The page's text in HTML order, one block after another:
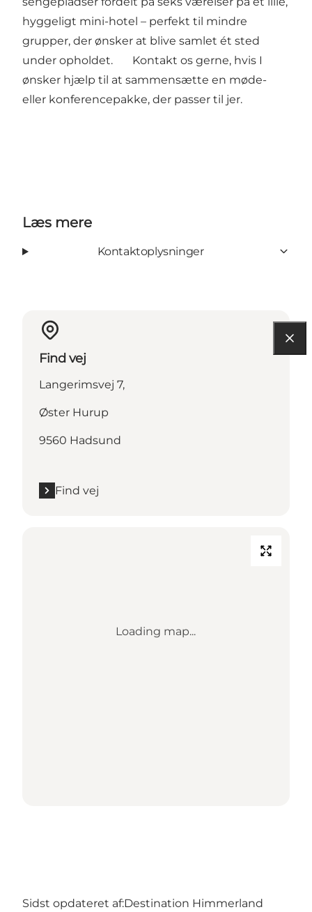
hyggeligt mini-hotel – perfekt til mindre
grupper, der ønsker at blive samlet ét sted
under opholdet. Kontakt os gerne, hvis I
ønsker hjælp til at sammensætte en møde-
eller konferencepakke, der passer til jer.
Læs mere
Kontaktoplysninger
Find vej
Langerimsvej 7,
Øster Hurup
9560 Hadsund
Find vej
Loading map...
Sidst opdateret af:Destination Himmerland